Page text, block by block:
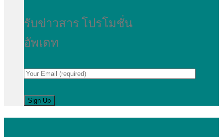
รับข่าวสาร โปรโมชั่น
อัพเดท